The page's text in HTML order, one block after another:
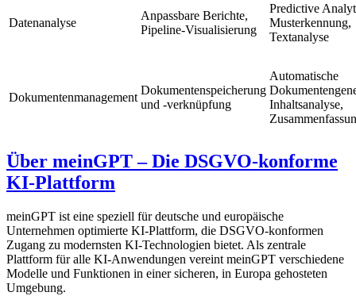
Datenanalyse
Anpassbare Berichte,
Pipeline-Visualisierung
Predictive
Musterkennung,
Textanalyse
Dokumentenmanagement
Dokumentenspeicherung
und -verknüpfung
Automatische
Inhaltsanalyse,
Über meinGPT – Die DSGVO-konforme
KI-Plattform
meinGPT ist eine speziell für deutsche und europäische
Unternehmen optimierte KI-Plattform, die DSGVO-konformen
Zugang zu modernsten KI-Technologien bietet. Als zentrale
Plattform für alle KI-Anwendungen vereint meinGPT verschiedene
Modelle und Funktionen in einer sicheren, in Europa gehosteten
Umgebung.